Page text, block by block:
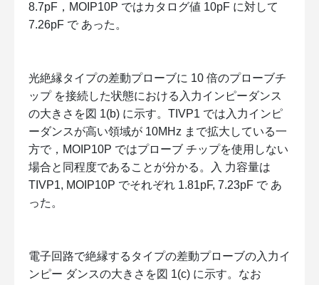
8.7pF，MOIP10P ではカタログ値 10pF に対して
7.26pF で あった。
光絶縁タイプの差動プローブに 10 倍のプローブチ
ップ を接続した状態における入力インピーダンス
の大きさを図 1(b) に示す。TIVP1 では入力インピ
ーダンスが高い領域が 10MHz まで拡大している一
方で，MOIP10P ではプローブ チップを使用しない
場合と同程度であることが分かる。入 力容量は
TIVP1, MOIP10P でそれぞれ 1.81pF, 7.23pF で あ
った。
電子回路で絶縁するタイプの差動プローブの入力イ
ンピー ダンスの大きさを図 1(c) に示す。なお